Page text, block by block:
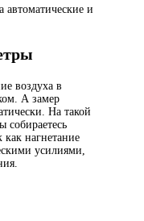
автоматические и
воздуха в
А замер
На такой
собираетесь
нагнетание
усилиями,